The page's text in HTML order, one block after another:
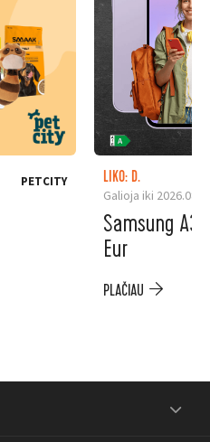
PETCITY
LIKO: D.
Galioja iki
Samsung
Eur
PLAČIAU